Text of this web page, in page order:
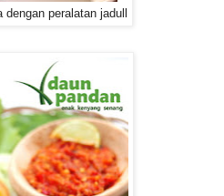
peralatan jadull